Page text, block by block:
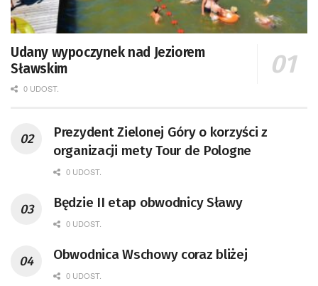
Udany wypoczynek nad Jeziorem
Sławskim
0 UDOST.
Prezydent Zielonej Góry o korzyści z
organizacji mety Tour de Pologne
0 UDOST.
Będzie II etap obwodnicy Sławy
0 UDOST.
Obwodnica Wschowy coraz bliżej
0 UDOST.